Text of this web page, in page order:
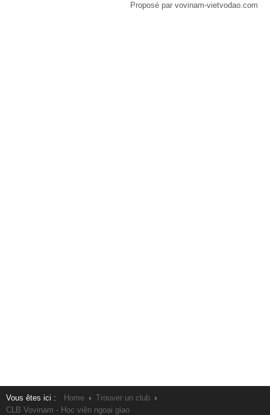
Proposé par vovinam-vietvodao.com
Vous êtes ici : Home
Trouver un club
CLB Vovinam - Học viện ngoại giao